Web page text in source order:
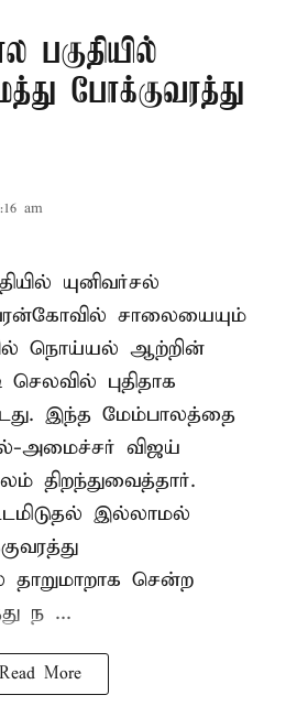
பகுதியில்
போக்குவரத்து
am
யுனிவர்சல்
சாலையையும்
நொய்யல் ஆற்றின்
செலவில் புதிதாக
இந்த மேம்பாலத்தை
அமைச்சர் விஜய்
திறந்துவைத்தார்.
இல்லாமல்
தாறுமாறாக சென்ற
ந ...
Read More